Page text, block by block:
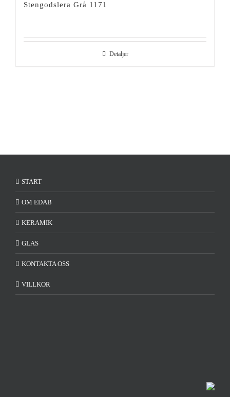
Stengodslera Grå 1171
Detaljer
START
OM EDAB
KERAMIK
GLAS
KONTAKTA OSS
VILLKOR